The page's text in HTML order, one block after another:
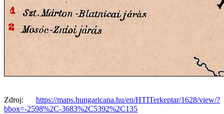
Zdroj: https://maps.hungaricana.hu/en/HTITerkeptar/1628/view/?
bbox=-2598%2C-3683%2C5392%2C135